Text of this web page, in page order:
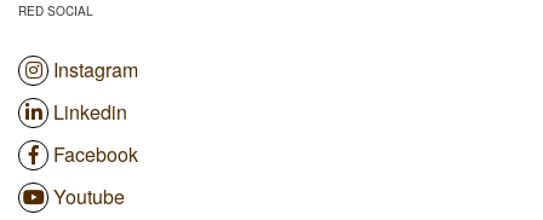
RED SOCIAL
Instagram
Linkedin
Facebook
Youtube